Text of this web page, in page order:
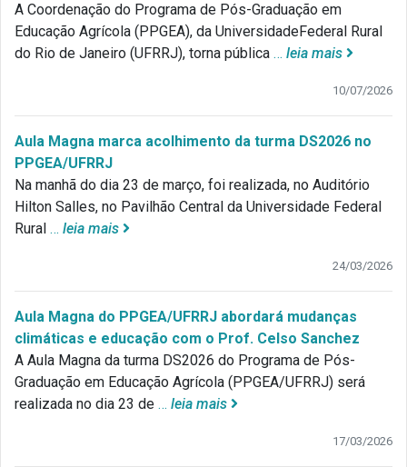
A Coordenação do Programa de Pós-Graduação em
Educação Agrícola (PPGEA), da UniversidadeFederal Rural
do Rio de Janeiro (UFRRJ), torna pública … leia mais
10/07/2026
Aula Magna marca acolhimento da turma DS2026 no
PPGEA/UFRRJ
Na manhã do dia 23 de março, foi realizada, no Auditório
Hilton Salles, no Pavilhão Central da Universidade Federal
Rural … leia mais
24/03/2026
Aula Magna do PPGEA/UFRRJ abordará mudanças
climáticas e educação com o Prof. Celso Sanchez
A Aula Magna da turma DS2026 do Programa de Pós-
Graduação em Educação Agrícola (PPGEA/UFRRJ) será
realizada no dia 23 de … leia mais
17/03/2026